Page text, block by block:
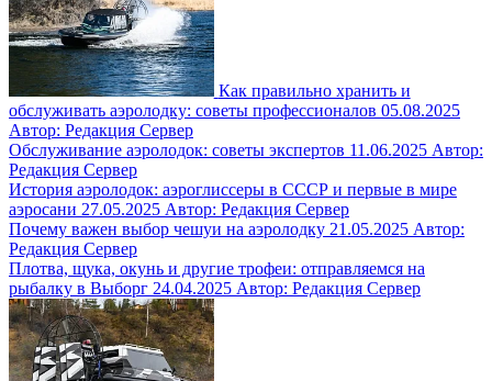
Как правильно хранить и
обслуживать аэролодку: советы профессионалов 05.08.2025
Автор: Редакция Сервер
Обслуживание аэролодок: советы экспертов 11.06.2025 Автор:
Редакция Сервер
История аэролодок: аэроглиссеры в СССР и первые в мире
аэросани 27.05.2025 Автор: Редакция Сервер
Почему важен выбор чешуи на аэролодку 21.05.2025 Автор:
Редакция Сервер
Плотва, щука, окунь и другие трофеи: отправляемся на
рыбалку в Выборг 24.04.2025 Автор: Редакция Сервер